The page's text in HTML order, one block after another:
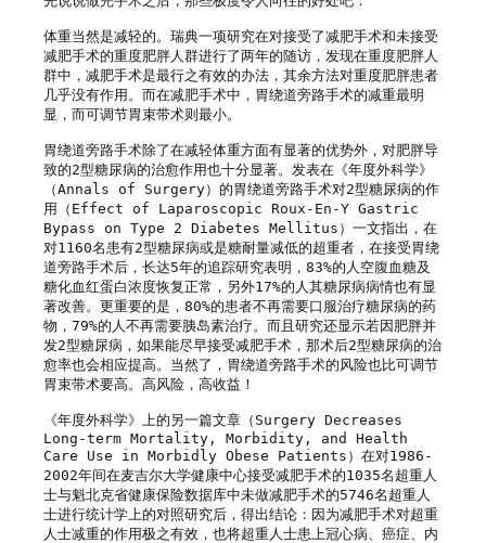
体重当然是减轻的。瑞典一项研究在对接受了减肥手术和未接受
减肥手术的重度肥胖人群进行了两年的随访，发现在重度肥胖人
群中，减肥手术是最行之有效的办法，其余方法对重度肥胖患者
几乎没有作用。而在减肥手术中，胃绕道旁路手术的减重最明
显，而可调节胃束带术则最小。
胃绕道旁路手术除了在减轻体重方面有显著的优势外，对肥胖导
致的2型糖尿病的治愈作用也十分显著。发表在《年度外科学》
（Annals of Surgery）的胃绕道旁路手术对2型糖尿病的作
用（Effect of Laparoscopic Roux-En-Y Gastric
Bypass on Type 2 Diabetes Mellitus）一文指出，在
对1160名患有2型糖尿病或是糖耐量减低的超重者，在接受胃绕
道旁路手术后，长达5年的追踪研究表明，83%的人空腹血糖及
糖化血红蛋白浓度恢复正常，另外17%的人其糖尿病病情也有显
著改善。更重要的是，80%的患者不再需要口服治疗糖尿病的药
物，79%的人不再需要胰岛素治疗。而且研究还显示若因肥胖并
发2型糖尿病，如果能尽早接受减肥手术，那术后2型糖尿病的治
愈率也会相应提高。当然了，胃绕道旁路手术的风险也比可调节
胃束带术要高。高风险，高收益！
《年度外科学》上的另一篇文章（Surgery Decreases
Long-term Mortality, Morbidity, and Health
Care Use in Morbidly Obese Patients）在对1986-
2002年间在麦吉尔大学健康中心接受减肥手术的1035名超重人
士与魁北克省健康保险数据库中未做减肥手术的5746名超重人
士进行统计学上的对照研究后，得出结论：因为减肥手术对超重
人士减重的作用极之有效，也将超重人士患上冠心病、癌症、内